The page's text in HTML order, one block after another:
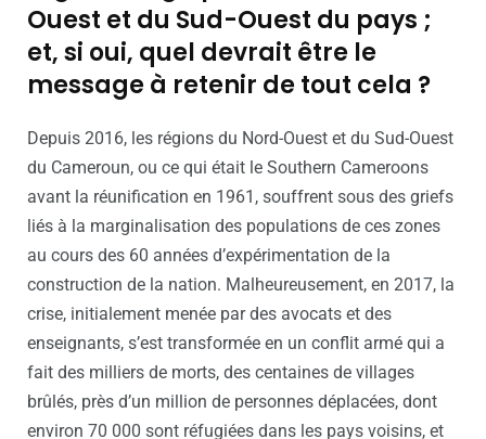
Ouest et du Sud-Ouest du pays ;
et, si oui, quel devrait être le
message à retenir de tout cela ?
Depuis 2016, les régions du Nord-Ouest et du Sud-Ouest
du Cameroun, ou ce qui était le Southern Cameroons
avant la réunification en 1961, souffrent sous des griefs
liés à la marginalisation des populations de ces zones
au cours des 60 années d’expérimentation de la
construction de la nation. Malheureusement, en 2017, la
crise, initialement menée par des avocats et des
enseignants, s’est transformée en un conflit armé qui a
fait des milliers de morts, des centaines de villages
brûlés, près d’un million de personnes déplacées, dont
environ 70 000 sont réfugiées dans les pays voisins, et